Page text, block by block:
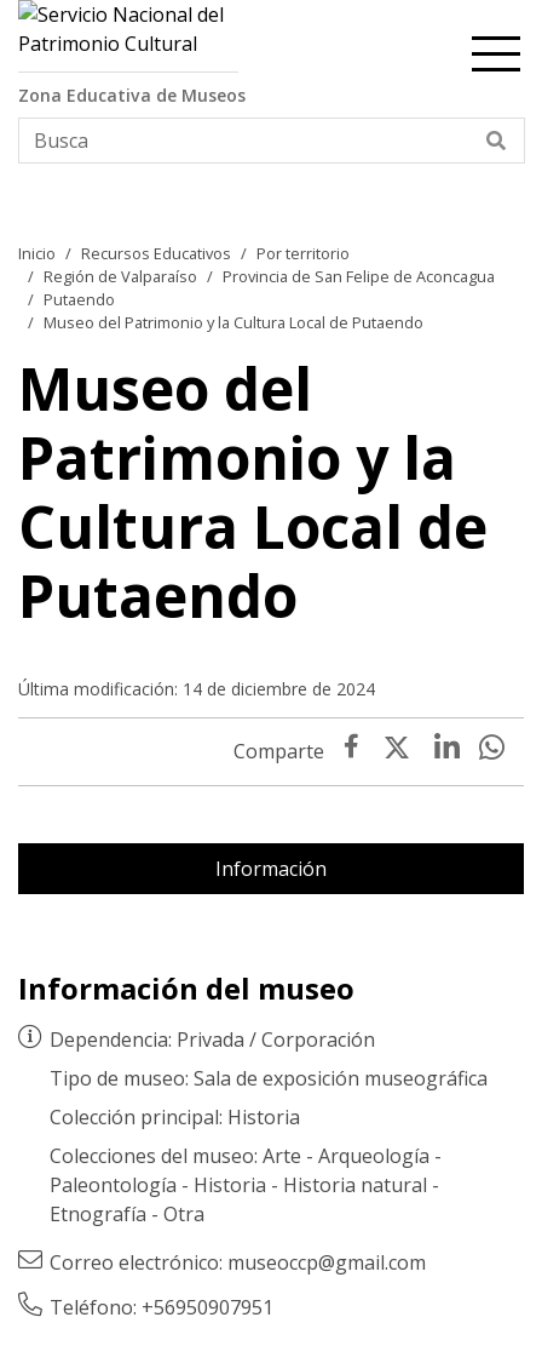
Contenido principal
Zona Educativa de Museos
Inicio Recursos Educativos
Por territorio
Región de Valparaíso
Provincia de San Felipe de Aconcagua
Putaendo
Museo del Patrimonio y la Cultura Local de Putaendo
Museo del
Patrimonio y la
Cultura Local de
Putaendo
Última modificación: 14 de diciembre de 2024
Información
Información del museo
Dependencia: Privada /Corporación
Tipo de museo: Sala de exposición museográfica
Colección principal: Historia
Colecciones del museo: Arte - Arqueología -
Paleontología - Historia - Historia natural -
Etnografía - Otra
Correo electrónico: museoccp@gmail.com
Teléfono: +56950907951